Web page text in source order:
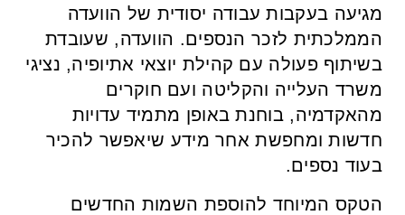
מגיעה בעקבות עבודה יסודית של הוועדה
הממלכתית לזכר הנספים. הוועדה, שעובדת
בשיתוף פעולה עם קהילת יוצאי אתיופיה, נציגי
משרד העלייה והקליטה ועם חוקרים
מהאקדמיה, בוחנת באופן מתמיד עדויות
חדשות ומחפשת אחר מידע שיאפשר להכיר
בעוד נספים.
הטקס המיוחד להוספת השמות החדשים